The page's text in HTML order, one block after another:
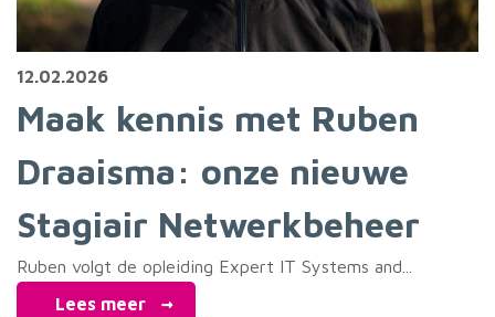
12.02.2026
Maak kennis met Ruben
Draaisma: onze nieuwe
Stagiair Netwerkbeheer
Ruben volgt de opleiding Expert IT Systems and...
Lees meer